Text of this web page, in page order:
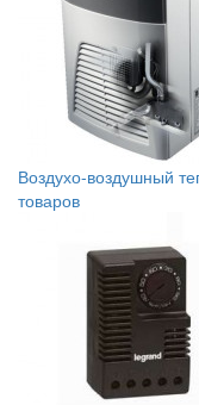
Воздухо-воздушный
товаров